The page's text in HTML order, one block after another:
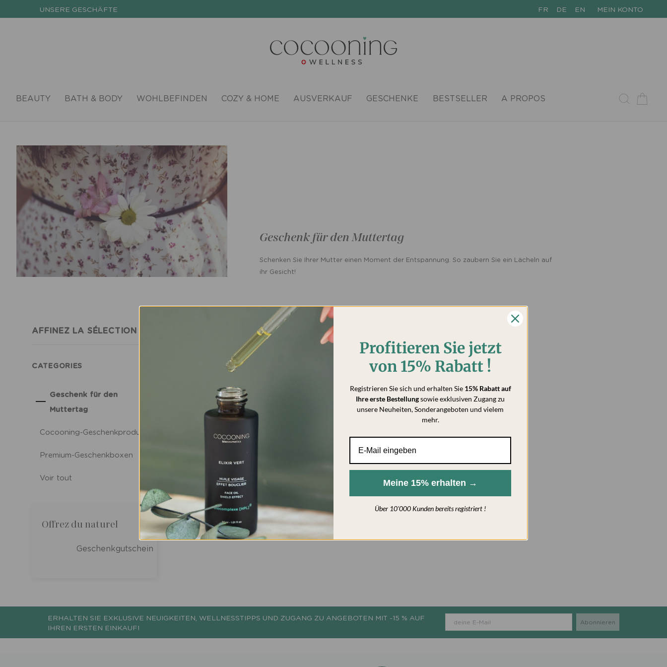
UNSERE GESCHÄFTE FR DE EN MEIN KONTO
BEAUTY BATH & BODY WOHLBEFINDEN COZY & HOME AUSVERKAUF GESCHENKE BESTSELLER A PROPOS
Geschenk für den Muttertag
Schenken Sie Ihrer Mutter einen Moment der Entspannung. So zaubern Sie ein Lächeln auf
ihr Gesicht!
AFFINEZ LA SÉLECTION
CATEGORIES
Geschenk für den
Muttertag
Cocooning-Geschenkprodukte
Premium-Geschenkboxen
Voir tout
Offrez du naturel
Geschenkgutschein
Entschuldigen Sie die Unannehmlichkeiten.
Suchen Sie erneut
ERHALTEN SIE EXKLUSIVE NEUIGKEITEN, WELLNESSTIPPS UND ZUGANG ZU ANGEBOTEN MIT -15 % AUF
IHREN ERSTEN EINKAUF!
Profitieren Sie jetzt
von 15% Rabatt !
Registrieren Sie sich und erhalten Sie 15% Rabatt auf
Ihre erste Bestellungsowie exklusiven Zugang zu
unsere Neuheiten, Sonderangeboten und vielem
mehr.
Meine 15% erhalten →
Über 10'000 Kunden bereits registriert !